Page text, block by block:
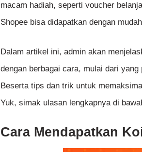
macam hadiah, seperti voucher
Shopee bisa didapatkan dengan
Dalam artikel ini, admin akan
dengan berbagai cara, mulai dari
Beserta tips dan trik untuk
Yuk, simak ulasan lengkapnya di
Cara Mendapatkan